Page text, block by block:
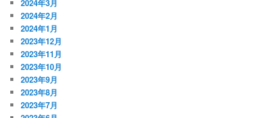
2024年3月
2024年2月
2024年1月
2023年12月
2023年11月
2023年10月
2023年9月
2023年8月
2023年7月